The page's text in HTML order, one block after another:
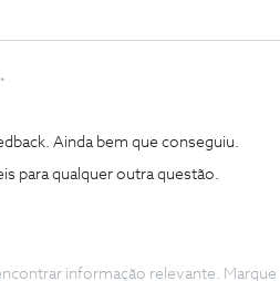
Ainda bem que conseguiu.
para qualquer outra questão.
informação relevante.